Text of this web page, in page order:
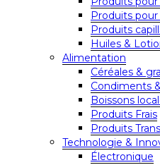
Produits
Produits
Huiles &
Alimentation
Céréales &
Condiments
Boissons
Produits Frais
Produits
Technologie &
Électronique